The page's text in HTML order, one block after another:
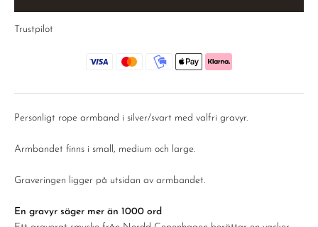
Trustpilot
Personligt rope armband i silver/svart med valfri gravyr.
Armbandet finns i small, medium och large.
Graveringen ligger på utsidan av armbandet.
En gravyr säger mer än 1000 ord